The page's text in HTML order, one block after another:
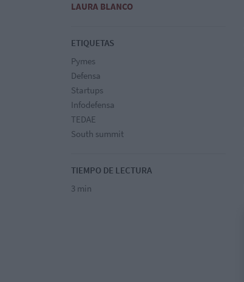
LAURA BLANCO
ETIQUETAS
Pymes
Defensa
Startups
Infodefensa
TEDAE
South summit
TIEMPO DE LECTURA
3 min